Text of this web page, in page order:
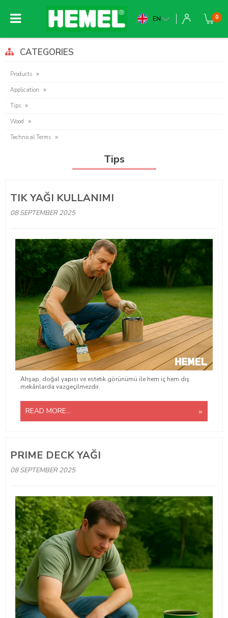
EN 0
CATEGORIES
Products
Application
Tips
Wood
Technical Terms
Tips
TIK YAĞI KULLANIMI
08 SEPTEMBER 2025
Ahşap, doğal yapısı ve estetik görünümü ile hem iç hem dış
mekânlarda vazgeçilmezdir.
READ MORE...
PRIME DECK YAĞI
08 SEPTEMBER 2025